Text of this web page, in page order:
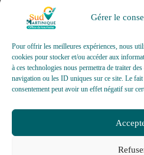
Gérer le
Pour offrir les meilleures expériences, nous
cookies pour stocker et/ou accéder aux
à ces technologies nous permettra de traiter
navigation ou les ID uniques sur ce site. Le
consentement peut avoir un effet négatif sur
OFFICES DE TOURISME -
d’information, de promotion/